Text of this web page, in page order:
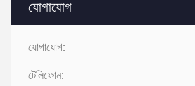
যোগাযোগ
যোগাযোগ:
টেলিফোন: